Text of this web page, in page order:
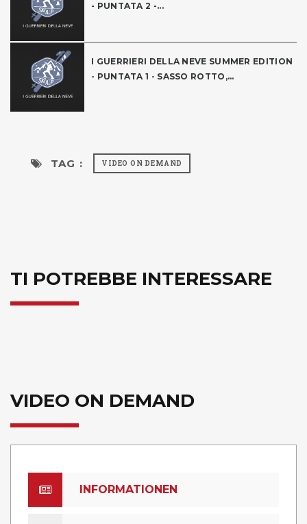
- PUNTATA 2 -...
I GUERRIERI DELLA NEVE SUMMER EDITION
- PUNTATA 1 - SASSO ROTTO,...
TAG : VIDEO ON DEMAND
TI POTREBBE INTERESSARE
VIDEO ON DEMAND
INFORMATIONEN